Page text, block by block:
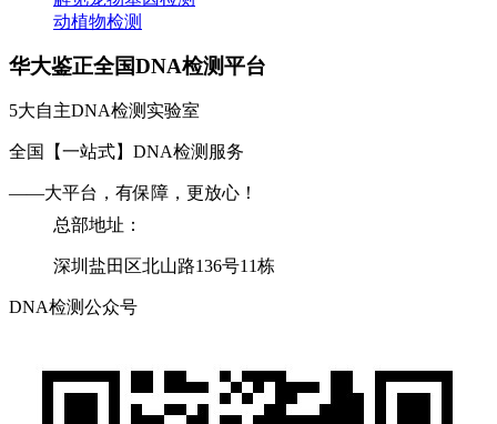
动植物检测
华大鉴正全国DNA检测平台
5大自主DNA检测实验室
全国【一站式】DNA检测服务
——大平台，有保障，更放心！
总部地址：
深圳盐田区北山路136号11栋
DNA检测公众号